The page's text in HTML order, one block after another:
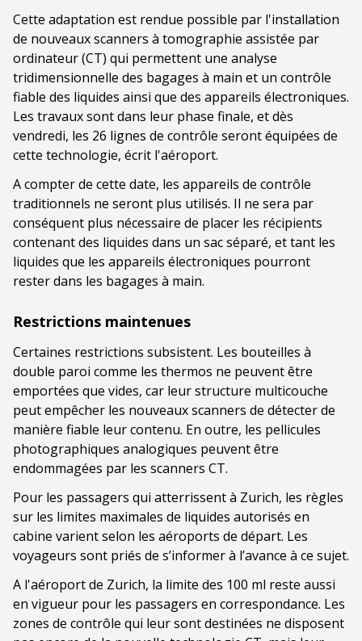
Cette adaptation est rendue possible par l'installation
de nouveaux scanners à tomographie assistée par
ordinateur (CT) qui permettent une analyse
tridimensionnelle des bagages à main et un contrôle
fiable des liquides ainsi que des appareils électroniques.
Les travaux sont dans leur phase finale, et dès
vendredi, les 26 lignes de contrôle seront équipées de
cette technologie, écrit l'aéroport.
A compter de cette date, les appareils de contrôle
traditionnels ne seront plus utilisés. Il ne sera par
conséquent plus nécessaire de placer les récipients
contenant des liquides dans un sac séparé, et tant les
liquides que les appareils électroniques pourront
rester dans les bagages à main.
Restrictions maintenues
Certaines restrictions subsistent. Les bouteilles à
double paroi comme les thermos ne peuvent être
emportées que vides, car leur structure multicouche
peut empêcher les nouveaux scanners de détecter de
manière fiable leur contenu. En outre, les pellicules
photographiques analogiques peuvent être
endommagées par les scanners CT.
Pour les passagers qui atterrissent à Zurich, les règles
sur les limites maximales de liquides autorisés en
cabine varient selon les aéroports de départ. Les
voyageurs sont priés de s’informer à l’avance à ce sujet.
A l'aéroport de Zurich, la limite des 100 ml reste aussi
en vigueur pour les passagers en correspondance. Les
zones de contrôle qui leur sont destinées ne disposent